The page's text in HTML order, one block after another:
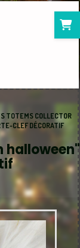
TOTEMS COLLECTOR
CLEF DÉCORATIF
halloween"